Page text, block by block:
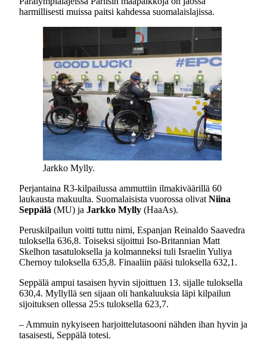
harmillisesti muissa paitsi kahdessa suomalaislajissa.
Jarkko Mylly.
Perjantaina R3-kilpailussa ammuttiin ilmakiväärillä 60
laukausta makuulta. Suomalaisista vuorossa olivat Niina
Seppälä (MU) ja Jarkko Mylly (HaaAs).
Peruskilpailun voitti tuttu nimi, Espanjan Reinaldo Saavedra
tuloksella 636,8. Toiseksi sijoittui Iso-Britannian Matt
Skelhon tasatuloksella ja kolmanneksi tuli Israelin Yuliya
Chernoy tuloksella 635,8. Finaaliin pääsi tuloksella 632,1.
Seppälä ampui tasaisen hyvin sijoittuen 13. sijalle tuloksella
630,4. Myllyllä sen sijaan oli hankaluuksia läpi kilpailun
sijoituksen ollessa 25:s tuloksella 623,7.
– Ammuin nykyiseen harjoittelutasooni nähden ihan hyvin ja
tasaisesti, Seppälä totesi.